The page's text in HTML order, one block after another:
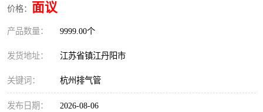
价格： 面议
产品数量： 9999.00个
发货地址： 江苏省镇江丹阳市
关键词： 杭州排气管
发布日期： 2026-08-06